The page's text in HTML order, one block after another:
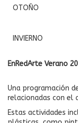
OTOÑO
INVIERNO
EnRedArte Verano
Una programación
relacionadas con el
Estas actividades